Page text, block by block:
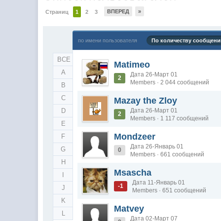
Страниц 1 2 3 ВПЕРЕД »
ВСЕ
A
B
C
D
E
F
G
H
J
K
L
по имени пользователя По количеству
Matimeo
2
Дата 26-Март 01
Members · 2 044 сообщений
Mazay the Zloy
2
Дата 26-Март 01
Members · 1 117 сообщений
Mondzeer
0
Дата 26-Январь 01
Members · 661 сообщений
Msascha
-1
Дата 11-Январь 01
Members · 651 сообщений
Matvey
Дата 02-Март 07